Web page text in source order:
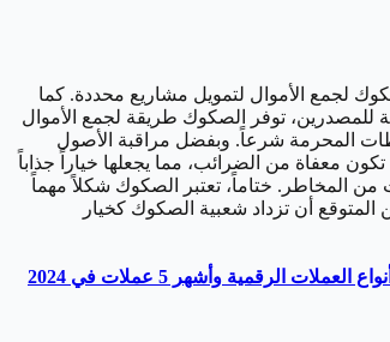
لجمع الأموال لتمويل مشاريع محددة. كما
للمصدرين، توفر الصكوك طريقة لجمع الأموال
المحرمة شرعاً. وبفضل مراقبة الأصول
معفاة من الضرائب، مما يجعلها خياراً جذاباً
من المخاطر. ختاماً، تعتبر الصكوك شكلاً مهماً
المتوقع أن تزداد شعبية الصكوك كخيار
أنواع العملات الرقمية وأشهر 5 عملات في 2024